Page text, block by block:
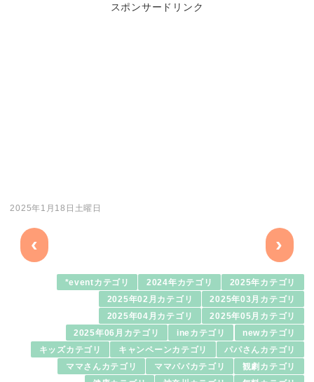
スポンサードリンク
2025年1月18日土曜日
‹ ›
*eventカテゴリ 2024年カテゴリ 2025年カテゴリ
2025年02月カテゴリ 2025年03月カテゴリ
2025年04月カテゴリ 2025年05月カテゴリ
2025年06月カテゴリ ineカテゴリ newカテゴリ
キッズカテゴリ キャンペーンカテゴリ パパさんカテゴリ
ママさんカテゴリ ママパパカテゴリ 観劇カテゴリ